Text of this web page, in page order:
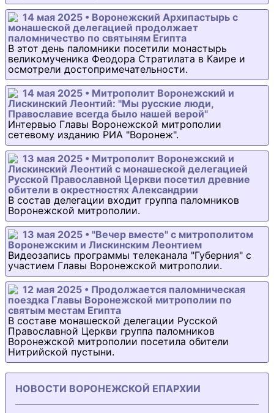
14 мая 2025 • Воронежский Архипастырь с
монашеской делегацией продолжает
паломничество по святыням Египта
В этот день паломники посетили монастырь
великомученика Феодора Стратилата в Каире и
осмотрели достопримечательности.
14 мая 2025 • Митрополит Воронежский и
Лискинский Леонтий: "Мы русские люди,
Православие всегда было нашей верой"
Интервью Главы Воронежской митрополии
сетевому изданию РИА "Воронеж".
13 мая 2025 • Митрополит Воронежский и
Лискинский Леонтий с монашеской делегацией
Русской Православной Церкви посетил древние
обители в окрестностях Александрии
В состав делегации входит группа паломников
Воронежской митрополии.
13 мая 2025 • "Вечер вместе" с митрополитом
Воронежским и Лискинским Леонтием
Видеозапись программы телеканала "Губерния" с
участием Главы Воронежской митрополии.
12 мая 2025 • Продолжается паломническая
поездка Главы Воронежской митрополии по
святым местам Египта
В составе монашеской делегации Русской
Православной Церкви группа паломников
Воронежской митрополии посетила обители
Нитрийской пустыни.
НОВОСТИ ВОРОНЕЖСКОЙ ЕПАРХИИ